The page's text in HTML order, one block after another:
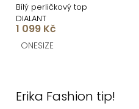
Bílý perličkový top
DIALANT
1 099 Kč
ONESIZE
Erika Fashion tip!